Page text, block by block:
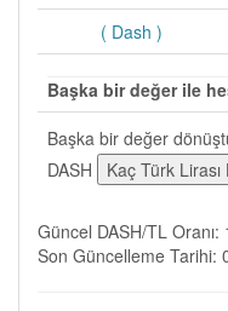
( Dash )
Başka bir değer ile
Başka bir değer
DASH
Güncel DASH/TL
Son Güncelleme Tarihi: